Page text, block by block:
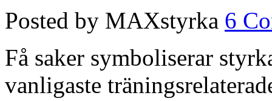
Posted by MAXstyrka 6
Få saker symboliserar
vanligaste